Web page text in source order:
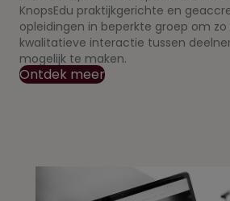
KnopsEdu praktijkgerichte en
opleidingen in beperkte groep om
kwalitatieve interactie tussen
mogelijk te maken.
Ontdek meer